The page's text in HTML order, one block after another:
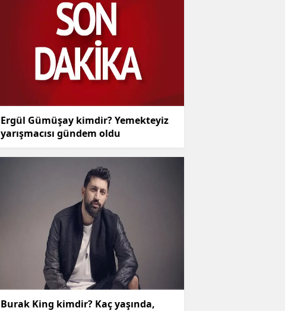
Ergül Gümüşay kimdir? Yemekteyiz
yarışmacısı gündem oldu
Burak King kimdir? Kaç yaşında,